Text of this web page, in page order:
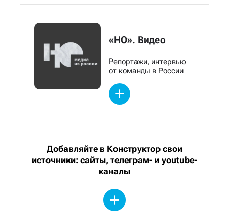
«НО». Видео
Репортажи, интервью
от команды в России
Добавляйте в Конструктор свои
источники: сайты, телеграм- и youtube-
каналы